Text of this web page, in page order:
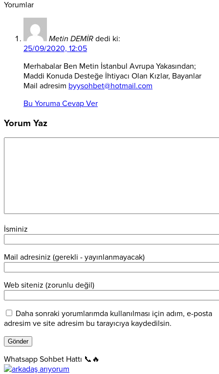
Yorumlar
Metin DEMİR dedi ki:
25/09/2020, 12:05
Merhabalar Ben Metin İstanbul Avrupa Yakasından;
Maddi Konuda Desteğe İhtiyacı Olan Kızlar, Bayanlar
Mail adresim byysohbet@hotmail.com
Bu Yoruma Cevap Ver
Yorum Yaz
İsminiz
Mail adresiniz (gerekli - yayınlanmayacak)
Web siteniz (zorunlu değil)
Daha sonraki yorumlarımda kullanılması için adım, e-posta
adresim ve site adresim bu tarayıcıya kaydedilsin.
Whatsapp Sohbet Hattı 📞🔥